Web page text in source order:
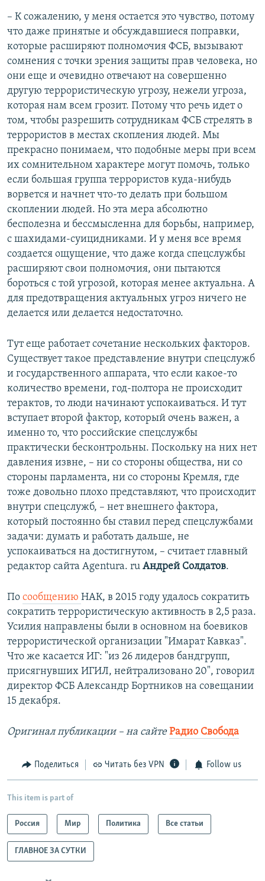
– К сожалению, у меня остается это чувство, потому
что даже принятые и обсуждавшиеся поправки,
которые расширяют полномочия ФСБ, вызывают
сомнения с точки зрения защиты прав человека, но
они еще и очевидно отвечают на совершенно
другую террористическую угрозу, нежели угроза,
которая нам всем грозит. Потому что речь идет о
том, чтобы разрешить сотрудникам ФСБ стрелять в
террористов в местах скопления людей. Мы
прекрасно понимаем, что подобные меры при всем
их сомнительном характере могут помочь, только
если большая группа террористов куда-нибудь
ворвется и начнет что-то делать при большом
скоплении людей. Но эта мера абсолютно
бесполезна и бессмысленна для борьбы, например,
с шахидами-суицидниками. И у меня все время
создается ощущение, что даже когда спецслужбы
расширяют свои полномочия, они пытаются
бороться с той угрозой, которая менее актуальна. А
для предотвращения актуальных угроз ничего не
делается или делается недостаточно.
Тут еще работает сочетание нескольких факторов.
Существует такое представление внутри спецслужб
и государственного аппарата, что если какое-то
количество времени, год-полтора не происходит
терактов, то люди начинают успокаиваться. И тут
вступает второй фактор, который очень важен, а
именно то, что российские спецслужбы
практически бесконтрольны. Поскольку на них нет
давления извне, – ни со стороны общества, ни со
стороны парламента, ни со стороны Кремля, где
тоже довольно плохо представляют, что происходит
внутри спецслужб, – нет внешнего фактора,
который постоянно бы ставил перед спецслужбами
задачи: думать и работать дальше, не
успокаиваться на достигнутом, – считает главный
редактор сайта Agentura. ru Андрей Солдатов.
По сообщению НАК, в 2015 году удалось сократить
сократить террористическую активность в 2,5 раза.
Усилия направлены были в основном на боевиков
террористической организации "Имарат Кавказ".
Что же касается ИГ: "из 26 лидеров бандгрупп,
присягнувших ИГИЛ, нейтрализовано 20", говорил
директор ФСБ Александр Бортников на совещании
15 декабря.
Оригинал публикации – на сайте Радио Свобода
Поделиться Читать без VPN Follow us
This item is part of
Россия Мир Политика Все статьи
ГЛАВНОЕ ЗА СУТКИ